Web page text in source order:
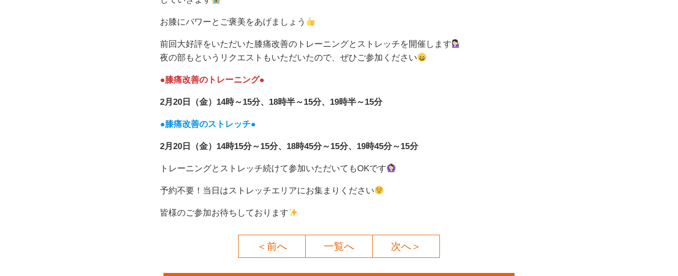
お膝にパワーとご褒美をあげましょう
前回大好評をいただいた膝痛改善のトレーニングとストレッチを開催します
夜の部もというリクエストもいただいたので、ぜひご参加ください
●膝痛改善のトレーニング●
2月20日（金）14時～15分、18時半～15分、19時半～15分
●膝痛改善のストレッチ●
2月20日（金）14時15分～15分、18時45分～15分、19時45分～15分
トレーニングとストレッチ続けて参加いただいてもOKです
予約不要！当日はストレッチエリアにお集まりください
皆様のご参加お待ちしております
＜前へ 一覧へ 次へ＞